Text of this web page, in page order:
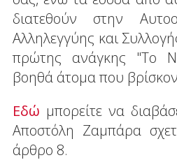
διατεθούν στην
Αλληλεγγύης και
πρώτης ανάγκης "Το
βοηθά άτομα που
Εδώ μπορείτε να
Αποστόλη Ζαμπάρα
άρθρο 8.